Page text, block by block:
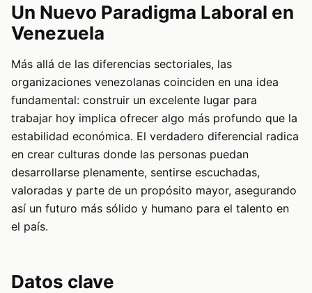
Un Nuevo Paradigma Laboral en
Venezuela
Más allá de las diferencias sectoriales, las
organizaciones venezolanas coinciden en una idea
fundamental: construir un excelente lugar para
trabajar hoy implica ofrecer algo más profundo que la
estabilidad económica. El verdadero diferencial radica
en crear culturas donde las personas puedan
desarrollarse plenamente, sentirse escuchadas,
valoradas y parte de un propósito mayor, asegurando
así un futuro más sólido y humano para el talento en
el país.
Datos clave